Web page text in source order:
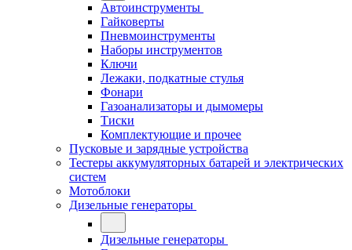
Автоинструменты
Гайковерты
Пневмоинструменты
Наборы инструментов
Ключи
Лежаки, подкатные стулья
Фонари
Газоанализаторы и дымомеры
Тиски
Комплектующие и прочее
Пусковые и зарядные устройства
Тестеры аккумуляторных батарей и электрических
систем
Мотоблоки
Дизельные генераторы
Дизельные генераторы